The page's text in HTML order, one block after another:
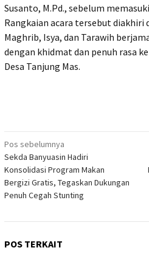
Susanto, M.Pd., sebelum
Rangkaian acara tersebut diakhiri
Maghrib, Isya, dan Tarawih
dengan khidmat dan penuh rasa
Desa Tanjung Mas.
Navigasi
pos
Pos sebelumnya
Sekda Banyuasin Hadiri
Konsolidasi Program Makan
Bergizi Gratis, Tegaskan Dukungan
Penuh Cegah Stunting
POS TERKAIT